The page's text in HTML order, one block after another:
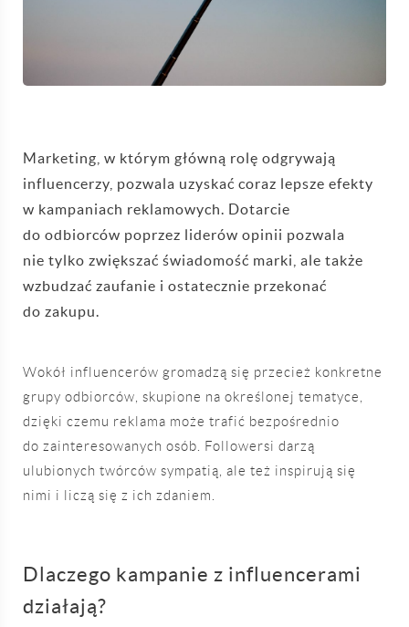
Marketing, w którym główną rolę odgrywają
influencerzy, pozwala uzyskać coraz lepsze efekty
w kampaniach reklamowych. Dotarcie
do odbiorców poprzez liderów opinii pozwala
nie tylko zwiększać świadomość marki, ale także
wzbudzać zaufanie i ostatecznie przekonać
do zakupu.
Wokół influencerów gromadzą się przecież konkretne
grupy odbiorców, skupione na określonej tematyce,
dzięki czemu reklama może trafić bezpośrednio
do zainteresowanych osób. Followersi darzą
ulubionych twórców sympatią, ale też inspirują się
nimi i liczą się z ich zdaniem.
Dlaczego kampanie z influencerami
działają?